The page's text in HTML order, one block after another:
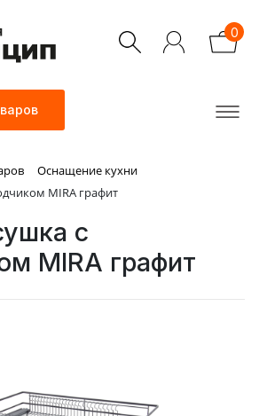
0
Оснащение кухни
MIRA графит
с
MIRA графит